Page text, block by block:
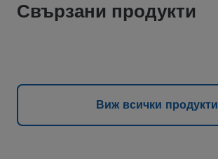
Свързани продукти
Виж всички продукти